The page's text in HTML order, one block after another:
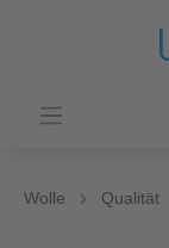
Wolle Qualität